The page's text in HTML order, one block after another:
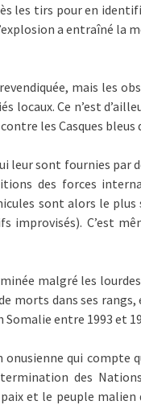
les tirs pour en
a entraîné la
mais les
locaux. Ce n’est
les Casques bleus
leur sont fournies par
des forces
sont alors le
improvisés). C’est
malgré les
morts dans ses
entre 1993 et
qui compte
des
et le peuple